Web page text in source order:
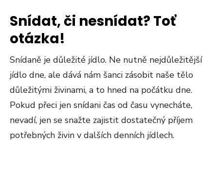
Snídat, či nesnídat? Toť
otázka!
Snídaně je důležité jídlo. Ne nutně nejdůležitější
jídlo dne, ale dává nám šanci zásobit naše tělo
důležitými živinami, a to hned na počátku dne.
Pokud přeci jen snídani čas od času vynecháte,
nevadí, jen se snažte zajistit dostatečný příjem
potřebných živin v dalších denních jídlech.